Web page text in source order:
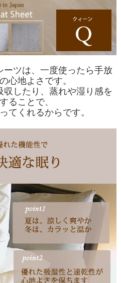
ーツは、一度使ったら手放
心地よさです。
したり、蒸れや湿り感を
ることで、
てくれるからです。